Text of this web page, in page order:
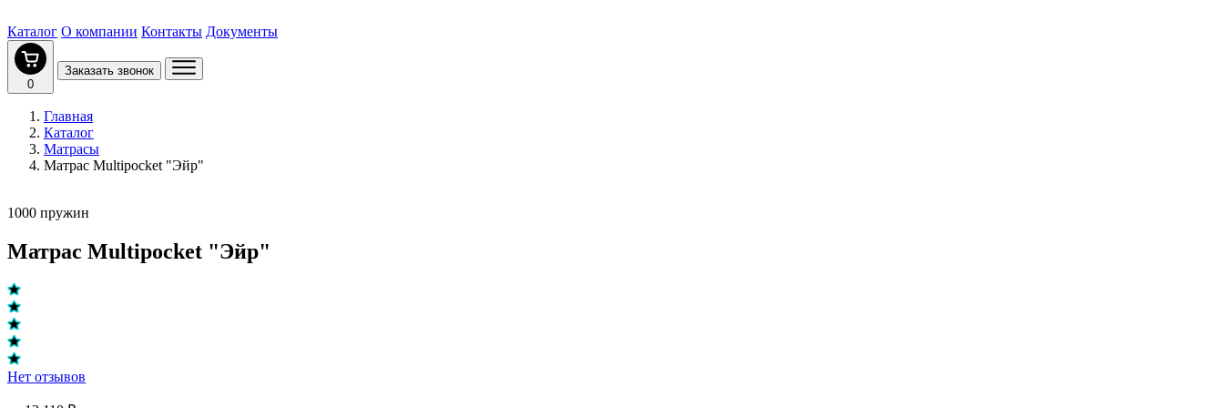
Каталог О компании Контакты Документы
0
Заказать звонок
Главная
Каталог
Матрасы
Матрас Multipocket "Эйр"
1000 пружин
Матрас Multipocket "Эйр"
Нет отзывов